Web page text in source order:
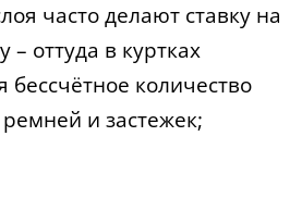
часто делают ставку на
– оттуда в куртках
бессчётное количество
и застежек;